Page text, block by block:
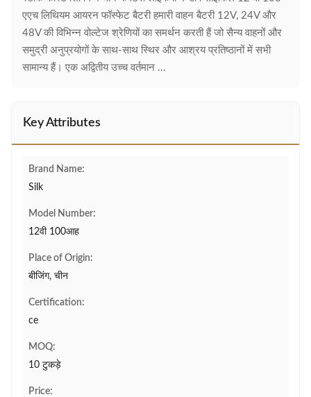
एएच लिथियम आयरन फॉस्फेट बैटरी हमारी वाहन बैटरी 12V, 24V और
48V की विभिन्न वोल्टेज श्रेणियों का समर्थन करती हैं जो सैन्य वाहनों और
समुद्री अनुप्रयोगों के साथ-साथ स्थिर और आश्रय प्रतिष्ठानों में सभी
सामान्य हैं। एक अद्वितीय उच्च वर्तमान ...
Key Attributes
Brand Name:
Silk
Model Number:
12वी 100आह
Place of Origin:
बीजिंग, चीन
Certification:
ce
MOQ:
10 टुकड़े
Price: